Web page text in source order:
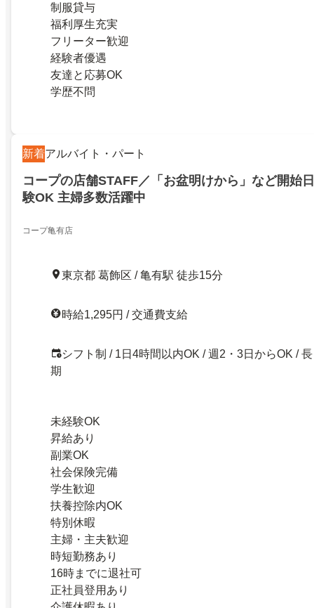
制服貸与
福利厚生充実
フリーター歓迎
経験者優遇
友達と応募OK
学歴不問
新着アルバイト・パート
コープの店舗STAFF／「お盆明けから」など開始
験OK 主婦多数活躍中
コープ亀有店
東京都 葛飾区 / 亀有駅 徒歩15分
時給1,295円 / 交通費支給
シフト制 / 1日4時間以内OK / 週2・3日からOK / 長
期
未経験OK
昇給あり
副業OK
社会保険完備
学生歓迎
扶養控除内OK
特別休暇
主婦・主夫歓迎
時短勤務あり
16時までに退社可
正社員登用あり